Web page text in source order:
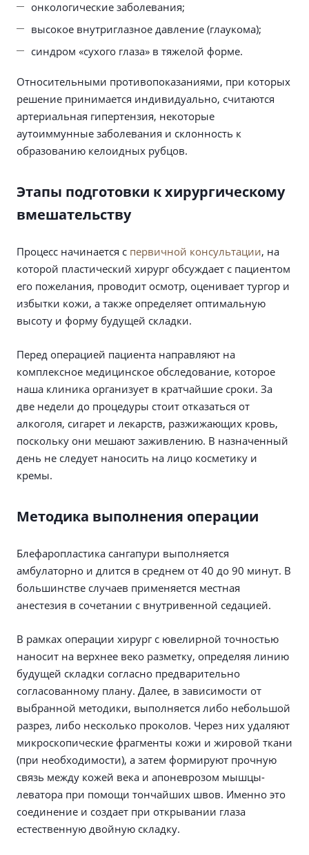
онкологические заболевания;
высокое внутриглазное давление (глаукома);
синдром «сухого глаза» в тяжелой форме.
Относительными противопоказаниями, при которых
решение принимается индивидуально, считаются
артериальная гипертензия, некоторые
аутоиммунные заболевания и склонность к
образованию келоидных рубцов.
Этапы подготовки к хирургическому
вмешательству
Процесс начинается с первичной консультации, на
которой пластический хирург обсуждает с пациентом
его пожелания, проводит осмотр, оценивает тургор и
избытки кожи, а также определяет оптимальную
высоту и форму будущей складки.
Перед операцией пациента направляют на
комплексное медицинское обследование, которое
наша клиника организует в кратчайшие сроки. За
две недели до процедуры стоит отказаться от
алкоголя, сигарет и лекарств, разжижающих кровь,
поскольку они мешают заживлению. В назначенный
день не следует наносить на лицо косметику и
кремы.
Методика выполнения операции
Блефаропластика сангапури выполняется
амбулаторно и длится в среднем от 40 до 90 минут. В
большинстве случаев применяется местная
анестезия в сочетании с внутривенной седацией.
В рамках операции хирург с ювелирной точностью
наносит на верхнее веко разметку, определяя линию
будущей складки согласно предварительно
согласованному плану. Далее, в зависимости от
выбранной методики, выполняется либо небольшой
разрез, либо несколько проколов. Через них удаляют
микроскопические фрагменты кожи и жировой ткани
(при необходимости), а затем формируют прочную
связь между кожей века и апоневрозом мышцы-
леватора при помощи тончайших швов. Именно это
соединение и создает при открывании глаза
естественную двойную складку.